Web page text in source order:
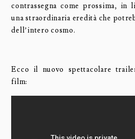
contrassegna come prossima, in
una straordinaria eredità che
dell’intero cosmo.
Ecco il nuovo spettacolare
film: